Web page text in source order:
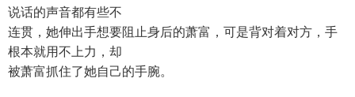
说话的声音都有些不
连贯，她伸出手想要阻止身后的萧富，可是背对着对方，手
根本就用不上力，却
被萧富抓住了她自己的手腕。